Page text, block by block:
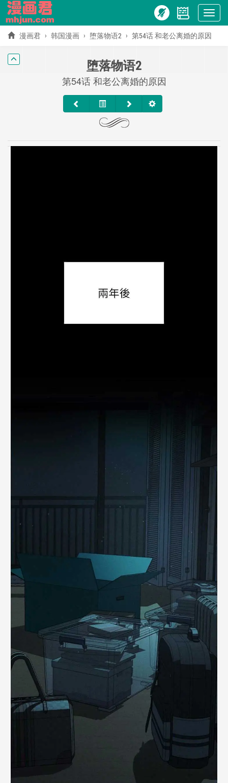
Show
menu
漫画君 韩国漫画 堕落物语2 第54话 和老公离婚的原因
堕落物语2
第54话 和老公离婚的原因